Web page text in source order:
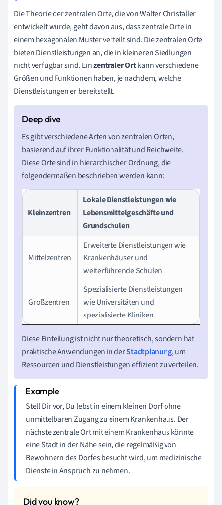
Die Theorie der zentralen Orte, die von Walter Christaller
entwickelt wurde, geht davon aus, dass zentrale Orte in
einem hexagonalen Muster verteilt sind. Die zentralen Orte
bieten Dienstleistungen an, die in kleineren Siedlungen
nicht verfügbar sind. Einzentraler Ortkann verschiedene
Größen und Funktionen haben, je nachdem, welche
Dienstleistungen er bereitstellt.
Es gibt verschiedene Arten von zentralen Orten,
basierend auf ihrer Funktionalität und Reichweite.
Diese Orte sind in hierarchischer Ordnung, die
folgendermaßen beschrieben werden kann:
Kleinzentren
Lokale Dienstleistungen wie
Lebensmittelgeschäfte und
Grundschulen
Mittelzentren
Erweiterte Dienstleistungen wie
Krankenhäuser und
weiterführende Schulen
Großzentren
Spezialisierte Dienstleistungen
wie Universitäten und
spezialisierte Kliniken
Diese Einteilung ist nicht nur theoretisch, sondern hat
praktische Anwendungen in derStadtplanung, um
Ressourcen und Dienstleistungen effizient zu verteilen.
Stell Dir vor, Du lebst in einem kleinen Dorf ohne
unmittelbaren Zugang zu einem Krankenhaus. Der
nächste zentrale Ort mit einem Krankenhaus könnte
eine Stadt in der Nähe sein, die regelmäßig von
Bewohnern des Dorfes besucht wird, um medizinische
Dienste in Anspruch zu nehmen.